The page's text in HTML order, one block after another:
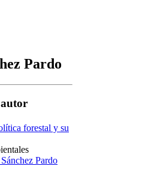
Pardo
forestal y su
Pardo